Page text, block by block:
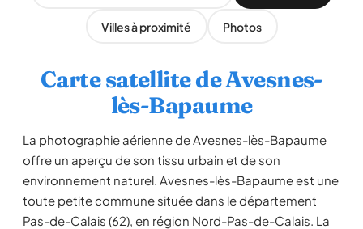
Villes à proximité Photos
Carte satellite de Avesnes-
lès-Bapaume
La photographie aérienne de Avesnes-lès-Bapaume
offre un aperçu de son tissu urbain et de son
environnement naturel. Avesnes-lès-Bapaume est une
toute petite commune située dans le département
Pas-de-Calais (62), en région Nord-Pas-de-Calais. La